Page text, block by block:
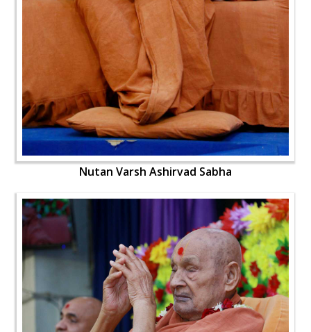
Nutan Varsh Ashirvad Sabha